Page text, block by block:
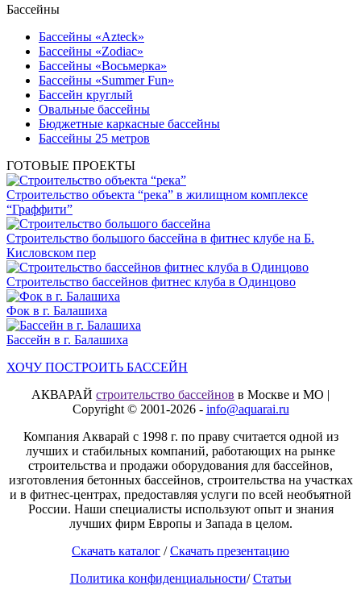
Бассейны
Бассейны «Azteck»
Бассейны «Zodiac»
Бассейны «Восьмерка»
Бассейны «Summer Fun»
Бассейн круглый
Овальные бассейны
Бюджетные каркасные бассейны
Бассейны 25 метров
ГОТОВЫЕ ПРОЕКТЫ
Строительство объекта “река” в жилищном комплексе
“Граффити”
Строительство большого бассейна в фитнес клубе на Б.
Кисловском пер
Строительство бассейнов фитнес клуба в Одинцово
Фок в г. Балашиха
Бассейн в г. Балашиха
ХОЧУ ПОСТРОИТЬ БАССЕЙН
АКВАРАЙ строительство бассейнов в Москве и МО |
Copyright © 2001-2026 - info@aquarai.ru
Компания Акварай с 1998 г. по праву считается одной из
лучших и стабильных компаний, работающих на рынке
строительства и продажи оборудования для бассейнов,
изготовления бетонных бассейнов, строительства на участках
и в фитнес-центрах, предоставляя услуги по всей необъятной
России. Наши специалисты используют опыт и знания
лучших фирм Европы и Запада в целом.
Скачать каталог / Скачать презентацию
Политика конфиденциальности/Статьи